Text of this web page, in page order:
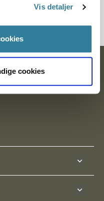
Vis detaljer
cookies